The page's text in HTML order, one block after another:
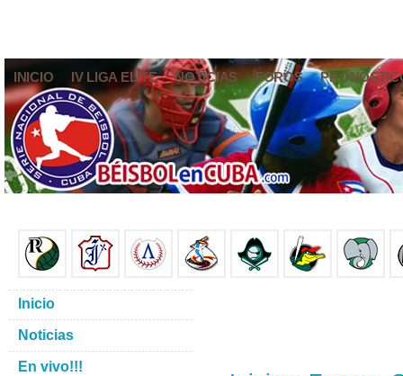
INICIO IV LIGA ELITE NOTICIAS FOROS
Inicio
Noticias
En vivo!!!